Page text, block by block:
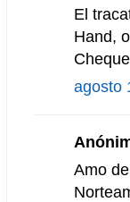
El
Hand,
agosto
Amo